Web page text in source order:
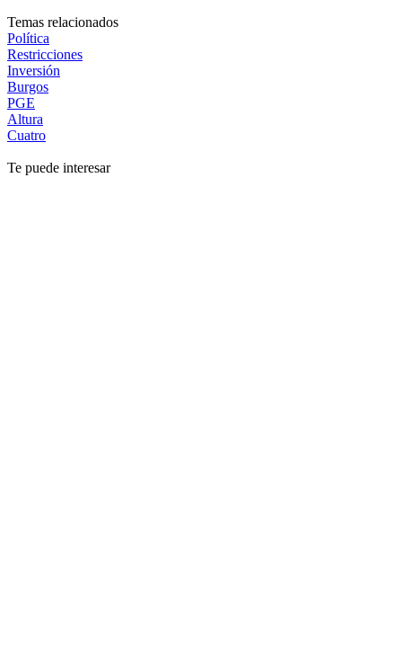
Temas relacionados
Política
Restricciones
Inversión
Burgos
PGE
Altura
Cuatro
Te puede interesar